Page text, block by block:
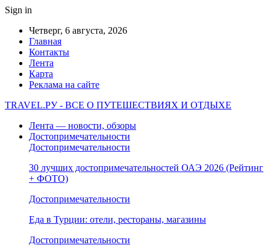
Sign in
Четверг, 6 августа, 2026
Главная
Контакты
Лента
Карта
Реклама на сайте
TRAVEL.РУ - ВСЕ О ПУТЕШЕСТВИЯХ И ОТДЫХЕ
Лента — новости, обзоры
Достопримечательности
Достопримечательности
30 лучших достопримечательностей ОАЭ 2026 (Рейтинг
+ ФОТО)
Достопримечательности
Еда в Турции: отели, рестораны, магазины
Достопримечательности